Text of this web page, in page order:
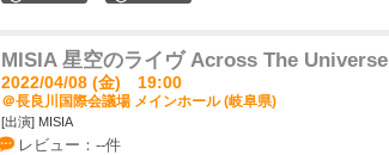
MISIA 星空のライヴ Across The Universe
2022/04/08 (金) 19:00
＠長良川国際会議場 メインホール (岐阜県)
[出演] MISIA
レビュー：--件